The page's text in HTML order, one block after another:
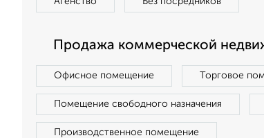
Продажа коммерческой
Офисное помещение Торговое
Помещение свободного назначения
Производственное помещение